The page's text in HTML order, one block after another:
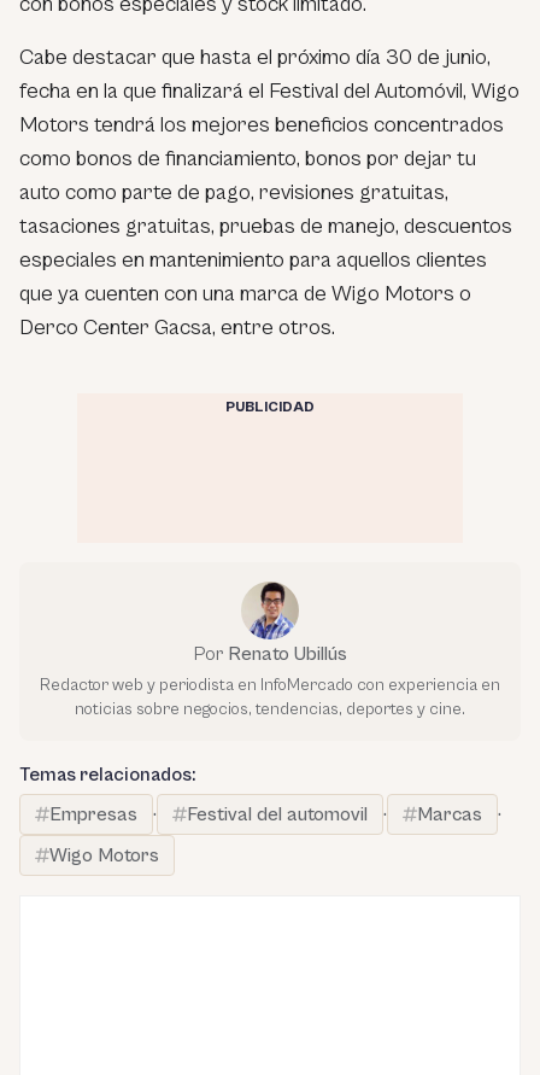
Cabe destacar que hasta el próximo día 30 de junio,
fecha en la que finalizará el Festival del Automóvil, Wigo
Motors tendrá los mejores beneficios concentrados
como bonos de financiamiento, bonos por dejar tu
auto como parte de pago, revisiones gratuitas,
tasaciones gratuitas, pruebas de manejo, descuentos
especiales en mantenimiento para aquellos clientes
que ya cuenten con una marca de Wigo Motors o
Derco Center Gacsa, entre otros.
PUBLICIDAD
Por Renato Ubillús
Redactor web y periodista en InfoMercado con experiencia en
noticias sobre negocios, tendencias, deportes y cine.
Temas relacionados:
Empresas
· Festival del automovil · Marcas
·
Wigo Motors